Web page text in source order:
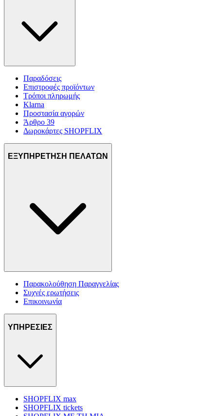
Παραδόσεις
Επιστροφές προϊόντων
Τρόποι πληρωμής
Klarna
Προστασία αγορών
Άρθρο 39
Δωροκάρτες SHOPFLIX
ΕΞΥΠΗΡΕΤΗΣΗ ΠΕΛΑΤΩΝ
Παρακολούθηση Παραγγελίας
Συχνές ερωτήσεις
Επικοινωνία
ΥΠΗΡΕΣΙΕΣ
SHOPFLIX max
SHOPFLIX tickets